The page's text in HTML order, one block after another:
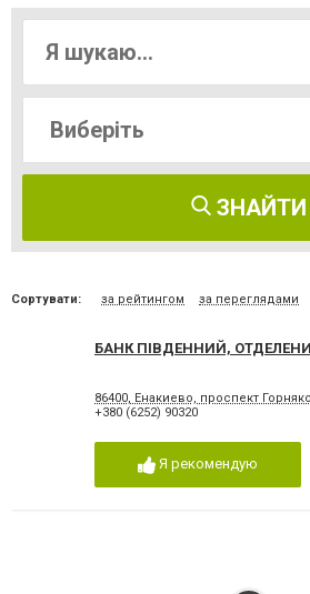
ЗНАЙТИ
Сортувати: за рейтингом за переглядами
БАНК ПІВДЕННИЙ,
86400, Енакиево, проспект
+380 (6252) 90320
Я рекомендую